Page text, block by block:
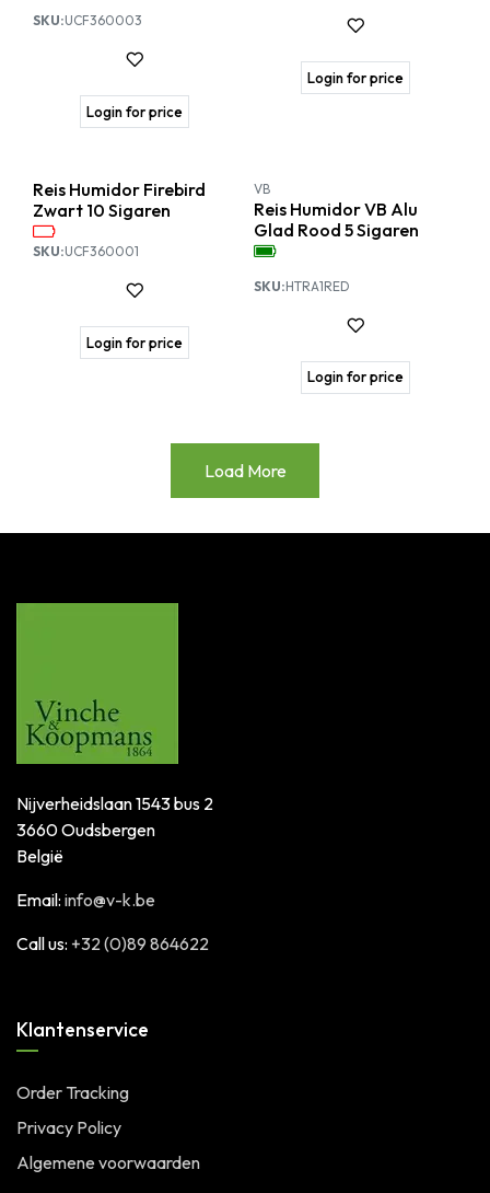
SKU:UCF360003
Login for price
Login for price
Reis Humidor Firebird
Zwart 10 Sigaren
SKU:UCF360001
Login for price
VB
Reis Humidor VB Alu
Glad Rood 5 Sigaren
SKU:HTRA1RED
Login for price
Load More
Nijverheidslaan 1543 bus 2
3660 Oudsbergen
België
Email: info@v-k.be
Call us: +32 (0)89 864622
Klantenservice
Order Tracking
Privacy Policy
Algemene voorwaarden